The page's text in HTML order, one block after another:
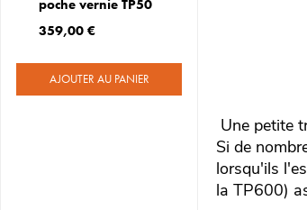
poche vernie TP50
359,00 €
AJOUTER AU PANIER
Une petite
Si de
lorsqu'ils
la TP600)